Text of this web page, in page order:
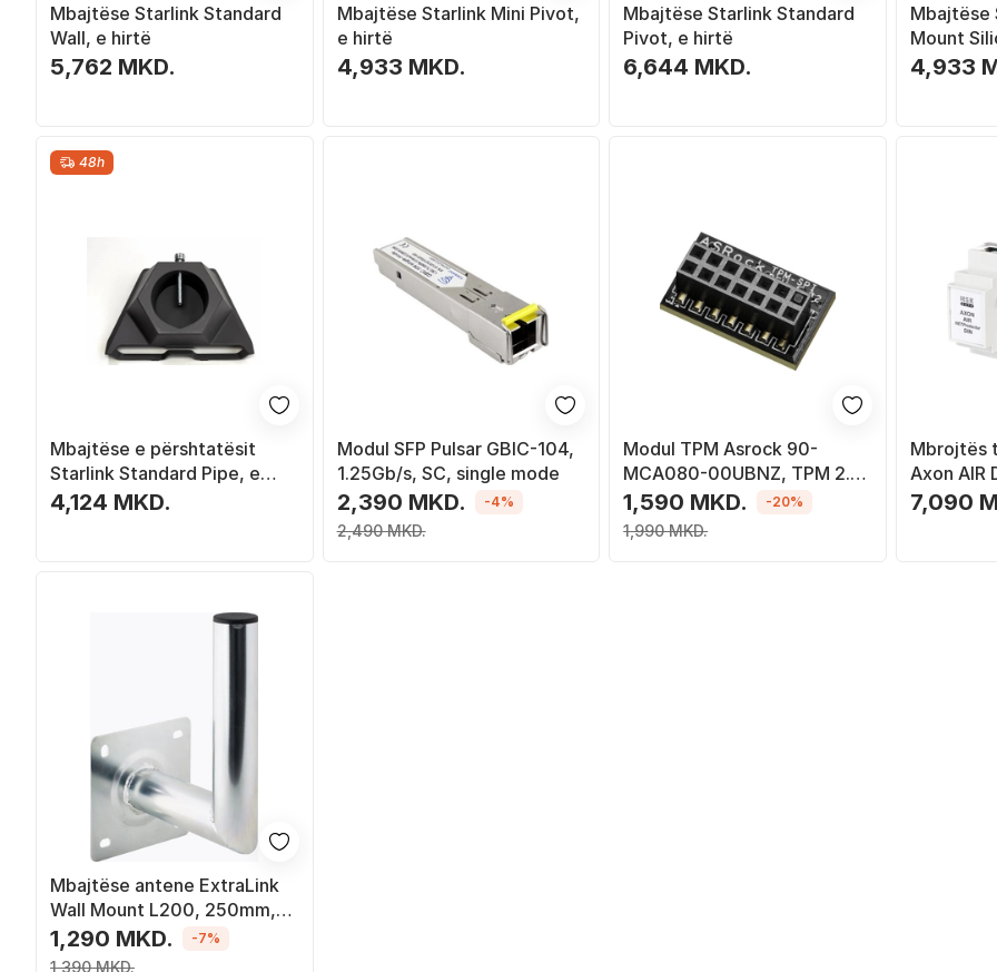
Mbajtëse Starlink Standard
Wall, e hirtë
5,762 MKD.
Mbajtëse Starlink Mini Pivot,
e hirtë
4,933 MKD.
Mbajtëse Starlink Standard
Pivot, e hirtë
6,644 MKD.
Mbajtëse
Mount
4,933
48h
Mbajtëse e përshtatësit
Starlink Standard Pipe, e
hirtë
4,124 MKD.
Modul SFP Pulsar GBIC-104,
1.25Gb/s, SC, single mode
2,390 MKD.
2,490 MKD.
-4%
Modul TPM Asrock 90-
MCA080-00UBNZ, TPM 2.0,
SPI, i zi
1,590 MKD.
1,990 MKD.
-20%
Mbrojtës
Axon AIR
Mb/s,
7,090
Mbajtëse antene ExtraLink
Wall Mount L200, 250mm,
diametër 50mm, e
galvanizuar
1,290 MKD.
1,390 MKD.
-7%